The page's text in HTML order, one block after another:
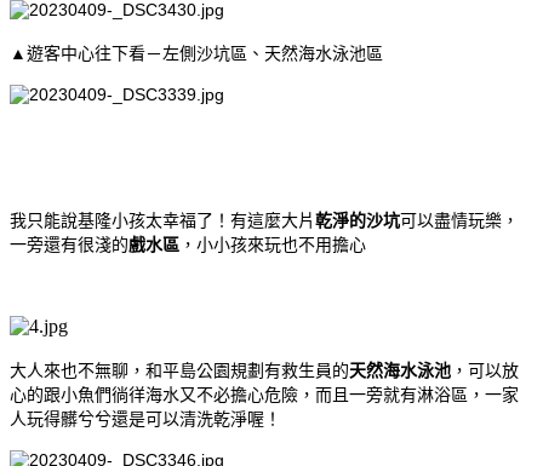
▲遊客中心往下看－左側沙坑區、天然海水泳池區
我只能說基隆小孩太幸福了！有這麼大片乾淨的沙坑可以盡情玩樂，
一旁還有很淺的戲水區 ，小小孩來玩也不用擔心
大人來也不無聊，和平島公園規劃有救生員的天然海水泳池 ，可以放
心的跟小魚們徜徉海水又不必擔心危險，而且一旁就有淋浴區，一家
人玩得髒兮兮還是可以清洗乾淨喔！